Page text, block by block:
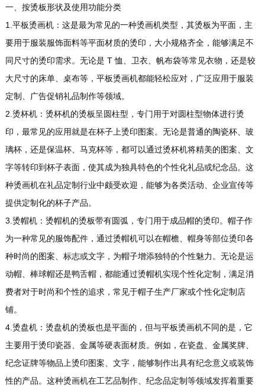
一、按烫板形状及使用功能分类
1.平板烫画机：这是最为常见的一种烫画机类型，其烫板为平面，主
要用于服装服饰面料等平面材质的烫印，大小规格齐全，能够满足不
同尺寸的烫印需求。无论是 T 恤、卫衣、帆布袋等常见衣物，还是较
大尺寸的床单、桌布等，平板烫画机都能轻松应对，广泛应用于服装
定制、广告促销礼品制作等领域。
2.烫杯机：烫杯机的烫板呈圆柱型，专门用于对圆柱型物体进行烫
印，最常见的应用就是在杯子上烫印图案。无论是普通的陶瓷杯、玻
璃杯，还是保温杯、马克杯等，都可以通过烫杯机将精美的图案、文
字等转印到杯子表面，使其成为独具特色的个性化礼品或纪念品。这
种烫画机在礼品定制行业中颇受欢迎，能够为各类活动、企业宣传等
提供定制化的杯子产品。
3.烫帽机：烫帽机的烫板带有圆弧，专门用于成品帽的烫印。帽子作
为一种常见的服饰配件，通过烫帽机可以在帽檐、帽身等部位烫印各
种时尚的图案、标志或文字，为帽子增添独特的个性魅力。无论是运
动帽、棒球帽还是鸭舌帽，都能通过烫帽机实现个性化定制，满足消
费者对于时尚和个性的追求，常见于帽子生产厂家或个性化定制店
铺。
4.烫盘机：烫盘机的烫板也是平面的，但与平板烫画机不同的是，它
主要用于烫印瓷器、金属等硬表面材质。例如，在瓷盘、金属奖牌、
纪念证牌等物品上烫印图案、文字，能够制作出具有纪念意义或装饰
性的产品。这种烫画机在工艺品制作、纪念品定制等领域发挥着重要